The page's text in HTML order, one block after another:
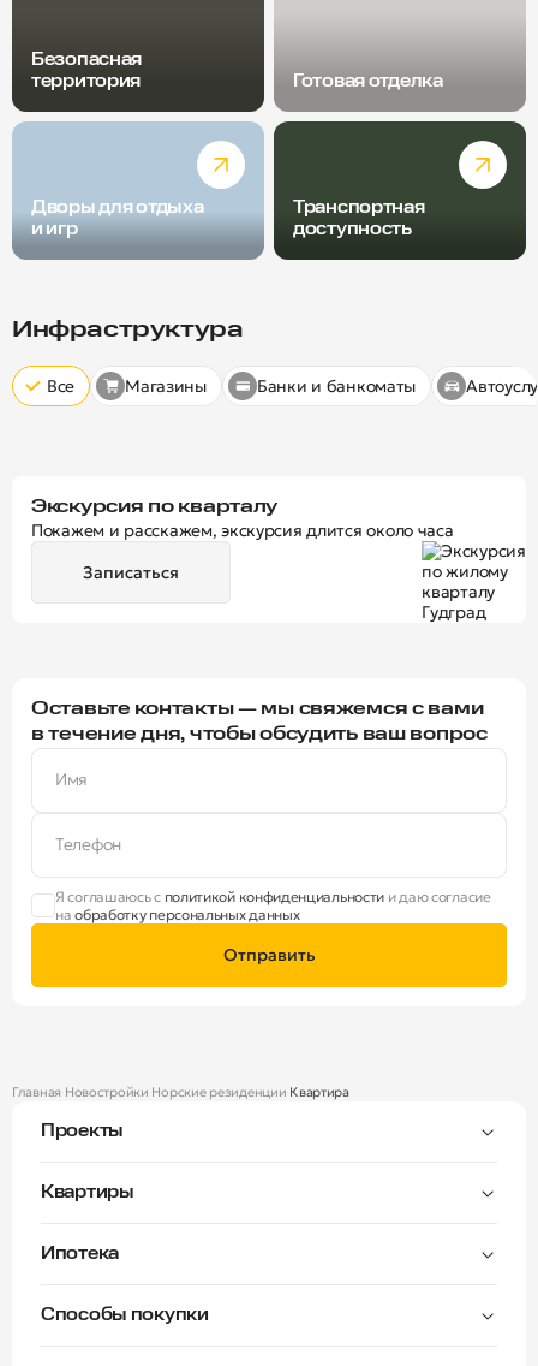
Безопасная
территория
Готовая отделка
Дворы для отдыха
и игр
Транспортная
доступность
Инфраструктура
Все Магазины Банки и банкоматы
Экскурсия по кварталу
Покажем и расскажем, экскурсия длится около часа
Записаться
Оставьте контакты — мы свяжемся с вами
в течение дня, чтобы обсудить ваш вопрос
Имя
Телефон
Я соглашаюсь с политикой конфиденциальности и даю согласие
наобработку персональных данных
Отправить
Главная Новостройки Норские резиденции Квартира
Проекты
Тверицы
Норские резиденции
Квартиры
Окна на две стороны
Ипотека
Способы покупки